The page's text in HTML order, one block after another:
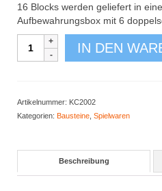
16 Blocks werden geliefert in
Aufbewahrungsbox mit 6
Rainbow
Block
IN DEN
Artikelnummer: KC2002
Kategorien: Bausteine Spielwaren
Beschreibung